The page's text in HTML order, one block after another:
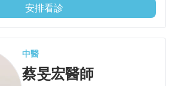
安排看診
中醫
蔡旻宏醫師